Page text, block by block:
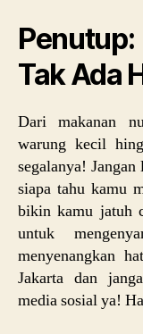
Tak Ada
Dari makanan
warung kecil
segalanya!
siapa tahu kamu
bikin kamu jatuh
untuk
menyenangkan
Jakarta dan
media sosial ya!